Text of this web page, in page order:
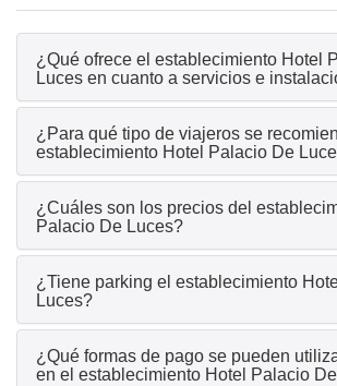
¿Qué ofrece el establecimiento Hotel
Luces en cuanto a servicios e
¿Para qué tipo de viajeros se
establecimiento Hotel Palacio De
¿Cuáles son los precios del
Palacio De Luces?
¿Tiene parking el establecimiento
Luces?
¿Qué formas de pago se pueden
en el establecimiento Hotel Palacio